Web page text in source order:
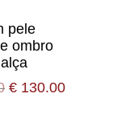
pele
ombro
€ 130.00